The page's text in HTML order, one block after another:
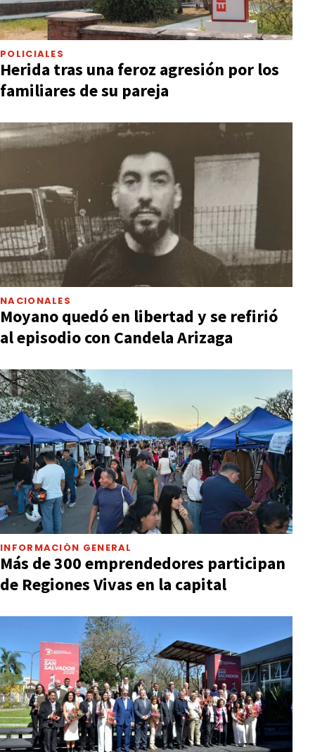
POLICIALES
Herida tras una feroz agresión por los
familiares de su pareja
NACIONALES
Moyano quedó en libertad y se refirió
al episodio con Candela Arizaga
INFORMACIÓN GENERAL
Más de 300 emprendedores participan
de Regiones Vivas en la capital